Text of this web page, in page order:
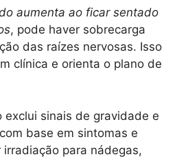
aumenta ao ficar sentado
, pode haver sobrecarga
das raízes nervosas. Isso
clínica e orienta o plano de
exclui sinais de gravidade e
base em sintomas e
irradiação para nádegas,